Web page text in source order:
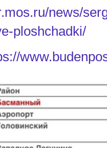
news/
ploshchadki/